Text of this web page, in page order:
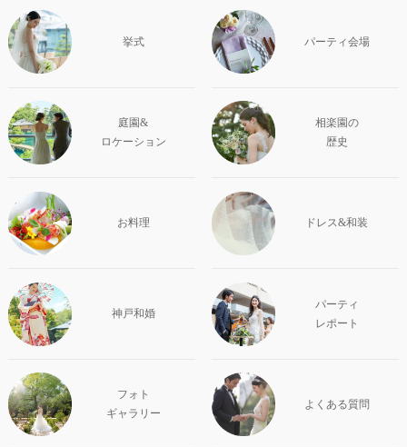
挙式 パーティ会場
庭園&
ロケーション
相楽園の
歴史
お料理 ドレス&和装
神戸和婚
パーティ
レポート
フォト
ギャラリー
よくある質問